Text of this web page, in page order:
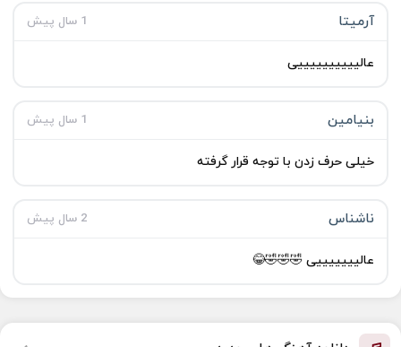
آرمیتا 1 سال پیش
عالییییییییییی
بنیامین 1 سال پیش
خیلی حرف زدن با توجه قرار گرفته
ناشناس 2 سال پیش
عالیییییییی 🤣🤣🤣😂